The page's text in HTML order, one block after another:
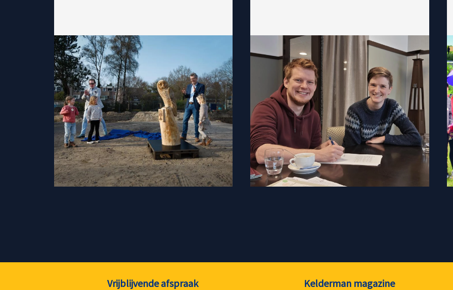
Vrijblijvende afspraak Kelderman magazine